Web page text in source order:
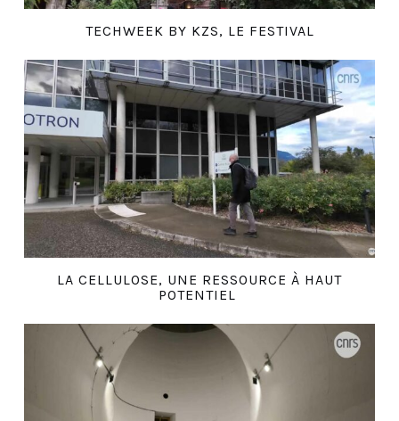
TECHWEEK BY KZS, LE FESTIVAL
LA CELLULOSE, UNE RESSOURCE À HAUT
POTENTIEL